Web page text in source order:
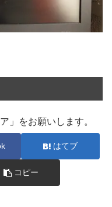
」をお願いします。
はてブ
コピー